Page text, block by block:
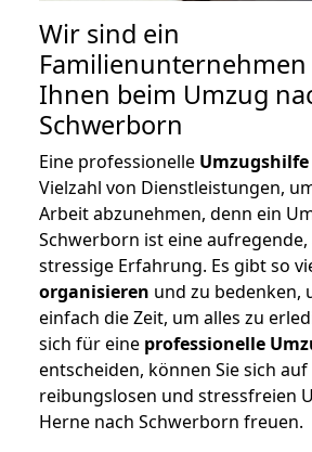
Wir sind ein
Ihnen beim Umzug
Schwerborn
Eine professionelle Umzugshilfe
Vielzahl von Dienstleistungen,
Arbeit abzunehmen, denn ein
Schwerborn ist eine aufregende,
stressige Erfahrung. Es gibt so
organisieren und zu bedenken,
einfach die Zeit, um alles zu
sich für eine professionelle
entscheiden, können Sie sich auf
reibungslosen und stressfreien
Herne nach Schwerborn freuen.